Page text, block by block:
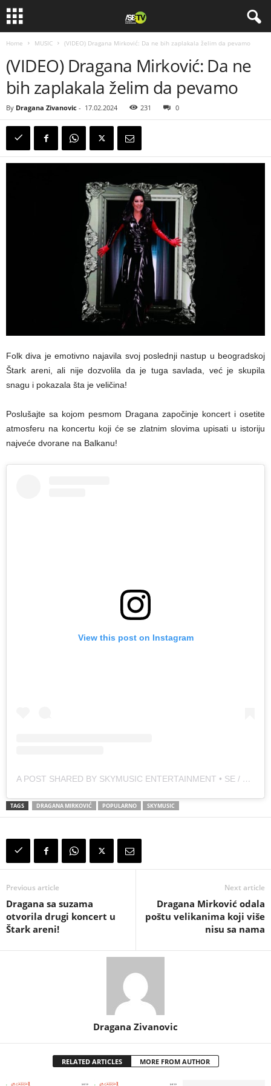
Home MUSIC (VIDEO) Dragana Mirković: Da ne bih zaplakala želim da pevamo
(VIDEO) Dragana Mirković: Da ne
bih zaplakala želim da pevamo
By Dragana Zivanovic - 17.02.2024 231 0
Folk diva je emotivno najavila svoj poslednji nastup u beogradskoj
Štark areni, ali nije dozvolila da je tuga savlada, već je skupila
snagu i pokazala šta je veličina!
Poslušajte sa kojom pesmom Dragana započinje koncert i osetite
atmosferu na koncertu koji će se zlatnim slovima upisati u istoriju
najveće dvorane na Balkanu!
View this post on Instagram
A POST SHARED BY SKYMUSIC ENTERTAINMENT • SE / TV (@SKYMUSIC.ENTERTAINMENT)
TAGS DRAGANA MIRKOVIĆ POPULARNO SKYMUSIC
Previous article
Dragana sa suzama
otvorila drugi koncert u
Štark areni!
Next article
Dragana Mirković odala
poštu velikanima koji više
nisu sa nama
Dragana Zivanovic
RELATED ARTICLES MORE FROM AUTHOR